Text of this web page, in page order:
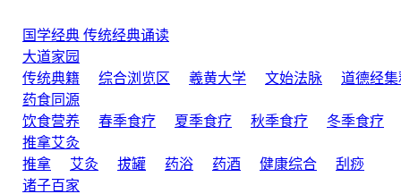
国学经典 传统经典诵读
大道家园
传统典籍
综合浏览区 羲黄大学 文始法脉
道德经集
药食同源
饮食营养
春季食疗 夏季食疗 秋季食疗 冬季食疗
推拿艾灸
推拿
艾灸 拔罐 药浴 药酒 健康综合
刮痧
诸子百家